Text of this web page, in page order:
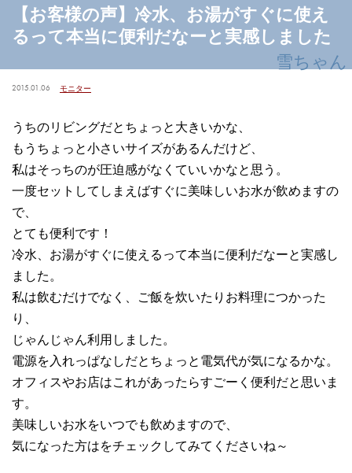
【お客様の声】冷水、お湯がすぐに使え
るって本当に便利だなーと実感しました
雪ちゃん
2015.01.06 モニター
うちのリビングだとちょっと大きいかな、
もうちょっと小さいサイズがあるんだけど、
私はそっちのが圧迫感がなくていいかなと思う。
一度セットしてしまえばすぐに美味しいお水が飲めますの
で、
とても便利です！
冷水、お湯がすぐに使えるって本当に便利だなーと実感し
ました。
私は飲むだけでなく、ご飯を炊いたりお料理につかった
り、
じゃんじゃん利用しました。
電源を入れっぱなしだとちょっと電気代が気になるかな。
オフィスやお店はこれがあったらすごーく便利だと思いま
す。
美味しいお水をいつでも飲めますので、
気になった方はをチェックしてみてくださいね～